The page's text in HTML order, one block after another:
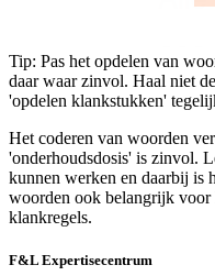
Tip: Pas het opdelen van
daar waar zinvol. Haal niet
'opdelen klankstukken'
Het coderen van woorden
'onderhoudsdosis' is zinvol.
kunnen werken en daarbij is
woorden ook belangrijk voor
klankregels.
F&L Expertisecentrum